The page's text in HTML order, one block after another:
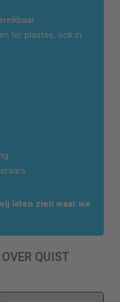
ter plaatse, ook in
laten zien waar we
QUIST